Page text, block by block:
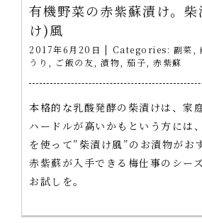
有機野菜の赤紫蘇漬け。
け)風
2017年6月20日 | Categories: 副菜
うり
ご飯の友 漬物 茄子 赤紫蘇
本格的な乳酸発酵の柴漬けは、家
ハードルが高いかもという方には
を使って”柴漬け風”のお漬物がお
赤紫蘇が入手できる梅仕事のシー
お試しを。